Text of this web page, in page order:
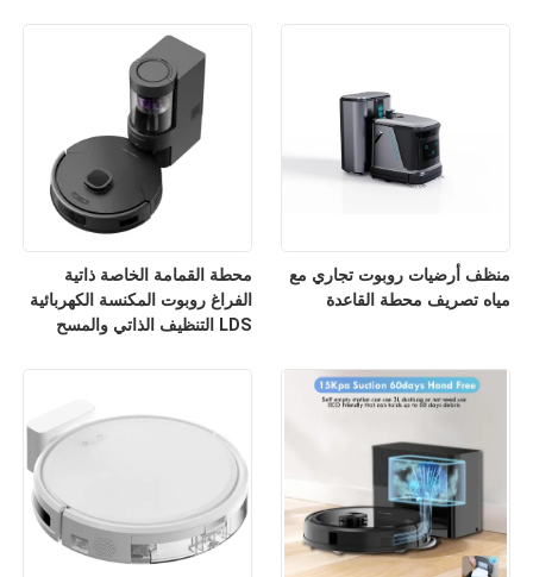
محطة القمامة الخاصة ذاتية
الفراغ روبوت المكنسة الكهربائية
LDS التنظيف الذاتي والمسح
منظف أرضيات روبوت تجاري مع
مياه تصريف محطة القاعدة